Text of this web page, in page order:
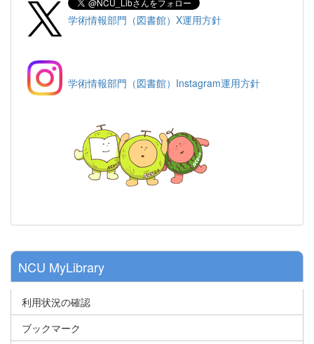
学術情報部門（図書館）X運用方針
学術情報部門（図書館）Instagram運用方針
NCU MyLibrary
利用状況の確認
ブックマーク